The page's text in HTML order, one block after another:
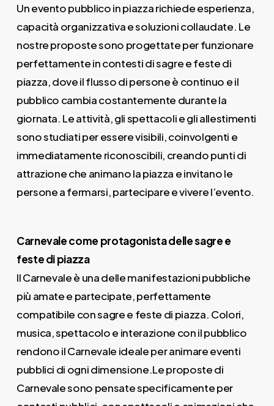
Un evento pubblico in piazza richiede esperienza,
capacità organizzativa e soluzioni collaudate. Le
nostre proposte sono progettate per funzionare
perfettamente in contesti di sagre e feste di
piazza, dove il flusso di persone è continuo e il
pubblico cambia costantemente durante la
giornata. Le attività, gli spettacoli e gli allestimenti
sono studiati per essere visibili, coinvolgenti e
immediatamente riconoscibili, creando punti di
attrazione che animano la piazza e invitano le
persone a fermarsi, partecipare e vivere l’evento.
Carnevale come protagonista delle sagre e
feste di piazza
Il Carnevale è una delle manifestazioni pubbliche
più amate e partecipate, perfettamente
compatibile con sagre e feste di piazza. Colori,
musica, spettacolo e interazione con il pubblico
rendono il Carnevale ideale per animare eventi
pubblici di ogni dimensione.Le proposte di
Carnevale sono pensate specificamente per